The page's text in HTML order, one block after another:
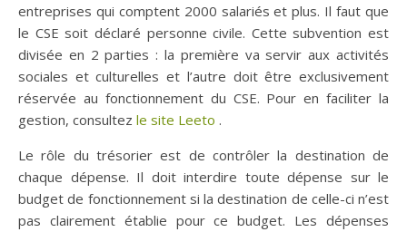
entreprises qui comptent 2000 salariés et plus. Il faut que
le CSE soit déclaré personne civile. Cette subvention est
divisée en 2 parties : la première va servir aux activités
sociales et culturelles et l’autre doit être exclusivement
réservée au fonctionnement du CSE. Pour en faciliter la
gestion, consultez le site Leeto .
Le rôle du trésorier est de contrôler la destination de
chaque dépense. Il doit interdire toute dépense sur le
budget de fonctionnement si la destination de celle-ci n’est
pas clairement établie pour ce budget. Les dépenses